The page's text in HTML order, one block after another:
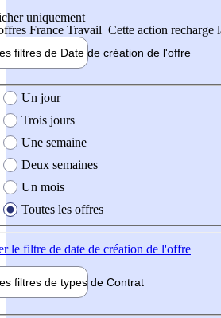
uniquement
France Travail Cette action recharge
filtres de Date de création de l'offre
création de l'offre
Un jour
Trois jours
Une semaine
Deux semaines
Un mois
Toutes les offres
le filtre de date de création de l'offre
filtres de types de Contrat